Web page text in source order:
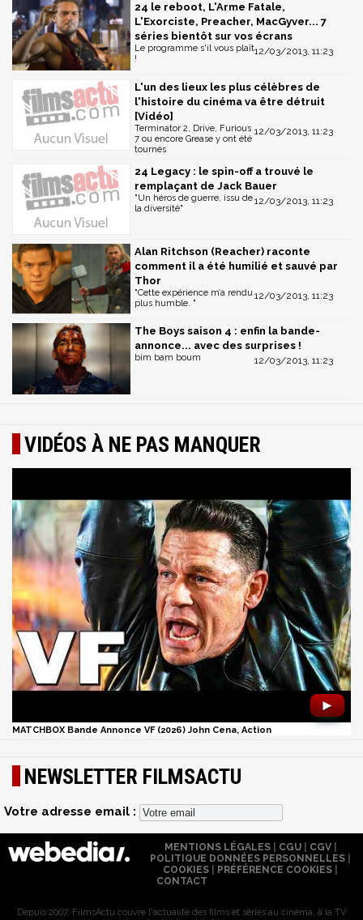
24 le reboot, L'Arme Fatale,
L'Exorciste, Preacher, MacGyver... 7
séries bientôt sur vos écrans
12/03/2013, 11:23
Le programme s'il vous plaît
!
L'un des lieux les plus célèbres de
l'histoire du cinéma va être détruit
[Vidéo]
12/03/2013, 11:23
Terminator 2, Drive, Furious
7 ou encore Grease y ont été
tournés
24 Legacy : le spin-off a trouvé le
remplaçant de Jack Bauer
12/03/2013, 11:23
"Un héros de guerre, issu de
la diversité"
Alan Ritchson (Reacher) raconte
comment il a été humilié et sauvé par
Thor
12/03/2013, 11:23
"Cette expérience m’a rendu
plus humble. "
The Boys saison 4 : enfin la bande-
annonce... avec des surprises !
12/03/2013, 11:23
bim bam boum
VIDÉOS À NE PAS MANQUER
►
MATCHBOX Bande Annonce VF (2026) John Cena, Action
NEWSLETTER FILMSACTU
Votre adresse email :
MENTIONS LÉGALES| CGU| CGV|
POLITIQUE DONNÉES PERSONNELLES
COOKIES
PRÉFÉRENCE COOKIES
CONTACT
Depuis 2007, FilmsActu couvre l'actualité des films et séries au cinéma, à la TV